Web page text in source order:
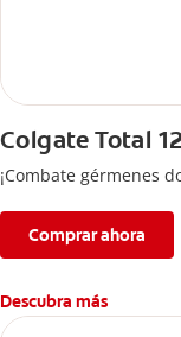
Colgate Total
¡Combate gérmenes
Comprar ahora
Descubra más